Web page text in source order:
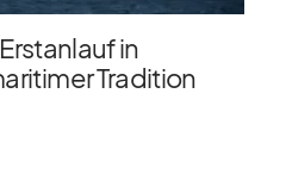
in
Tradition